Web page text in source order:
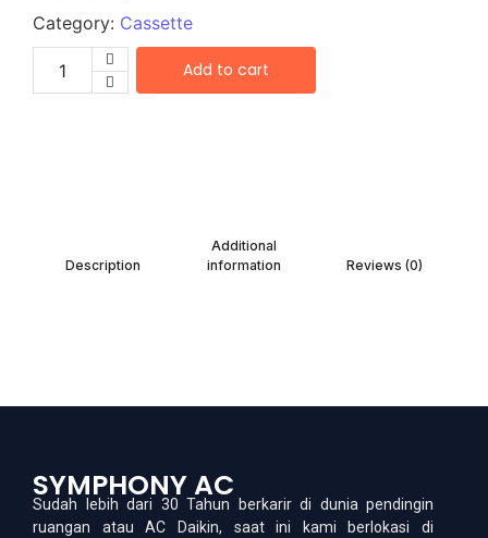
Category: Cassette
Add to cart
Description
Additional
information
Reviews (0)
SYMPHONY AC
Sudah lebih dari 30 Tahun berkarir di dunia pendingin
ruangan atau AC Daikin, saat ini kami berlokasi di